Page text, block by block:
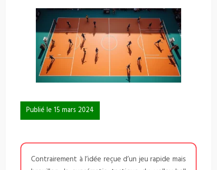
Publié le 15 mars 2024
Contrairement à l’idée reçue d’un jeu rapide mais